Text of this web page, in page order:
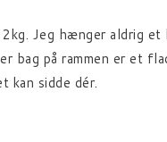
Jeg hænger aldrig et
bag på rammen er et
kan sidde dér.